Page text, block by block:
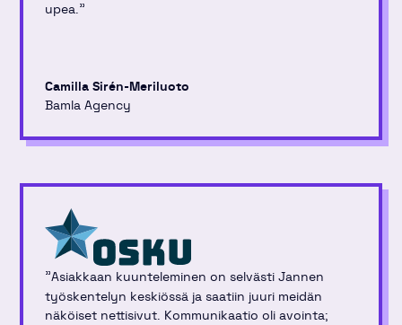
upea."
Camilla Sirén-Meriluoto
Bamla Agency
"Asiakkaan kuunteleminen on selvästi Jannen
työskentelyn keskiössä ja saatiin juuri meidän
näköiset nettisivut. Kommunikaatio oli avointa;